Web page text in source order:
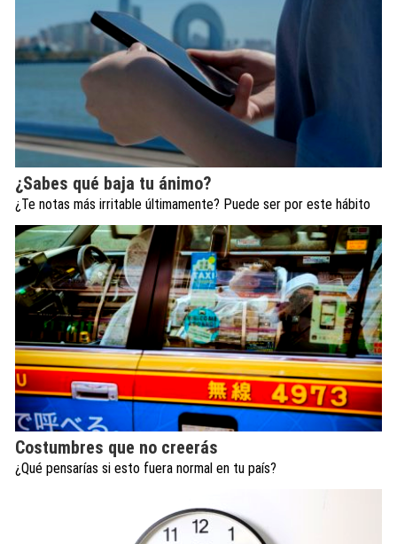
¿Sabes qué baja tu ánimo?
¿Te notas más irritable últimamente? Puede ser por este hábito
Costumbres que no creerás
¿Qué pensarías si esto fuera normal en tu país?